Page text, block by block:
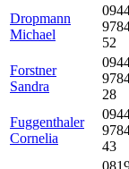
Dropmann
Michael
52
Forstner
Sandra
28
Fuggenthaler
Cornelia
43